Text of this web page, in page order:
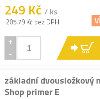
249 Kč / ks
205.79 Kč bez DPH
+
-
základní dvousložkový
Shop primer E